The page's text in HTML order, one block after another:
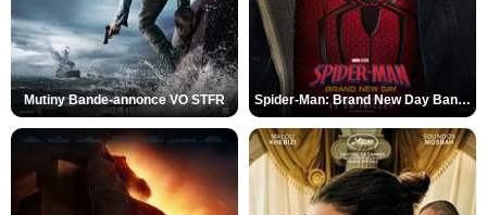
Mutiny Bande-annonce VO STFR Spider-Man: Brand New Day Bande-annonce VO STFR